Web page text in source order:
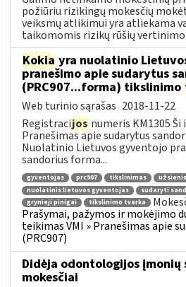
požiūriu rizikingų mokesčių
veiksmų atlikimui yra atliekama
taikomomis rizikų rūšių
Kokia yra nuolatinio
pranešimo apie sudarytus
(PRC907...forma) tikslinimo
Web turinio sąrašas 2018-11-22
Registracijos numeris KM1305
Pranešimas apie sudarytus
Nuolatinio Lietuvos gyventojo
sandorius forma...
gyventojas prc907 tikslinimas
nuolatinis lietuvos gyventojas
sudaryti
grynieji pinigai
tikslinimo tvarka
Prašymai, pažymos ir mokėjimo
teikimas VMI » Pranešimas apie
(PRC907)
Didėja odontologijos įmonių
mokesčiai